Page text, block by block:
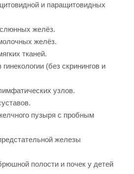
и паращитовидных
желёз.
желёз.
тканей.
(без скринингов и
узлов.
пузыря с пробным
железы
полости и почек у детей